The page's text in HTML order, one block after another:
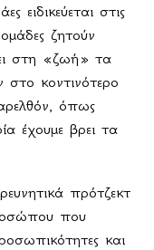
ειδικεύεται στις
ομάδες ζητούν
στη «ζωή» τα
κοντινότερο
όπως
έχουμε βρει τα
πρότζεκτ
που
και